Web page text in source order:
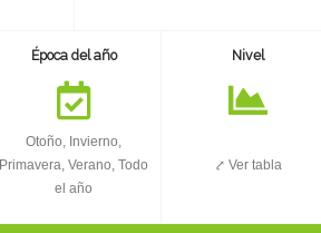
CONTACTO
Época del año
Otoño, Invierno,
Primavera, Verano, Todo
el año
Nivel
⤤ Ver tabla